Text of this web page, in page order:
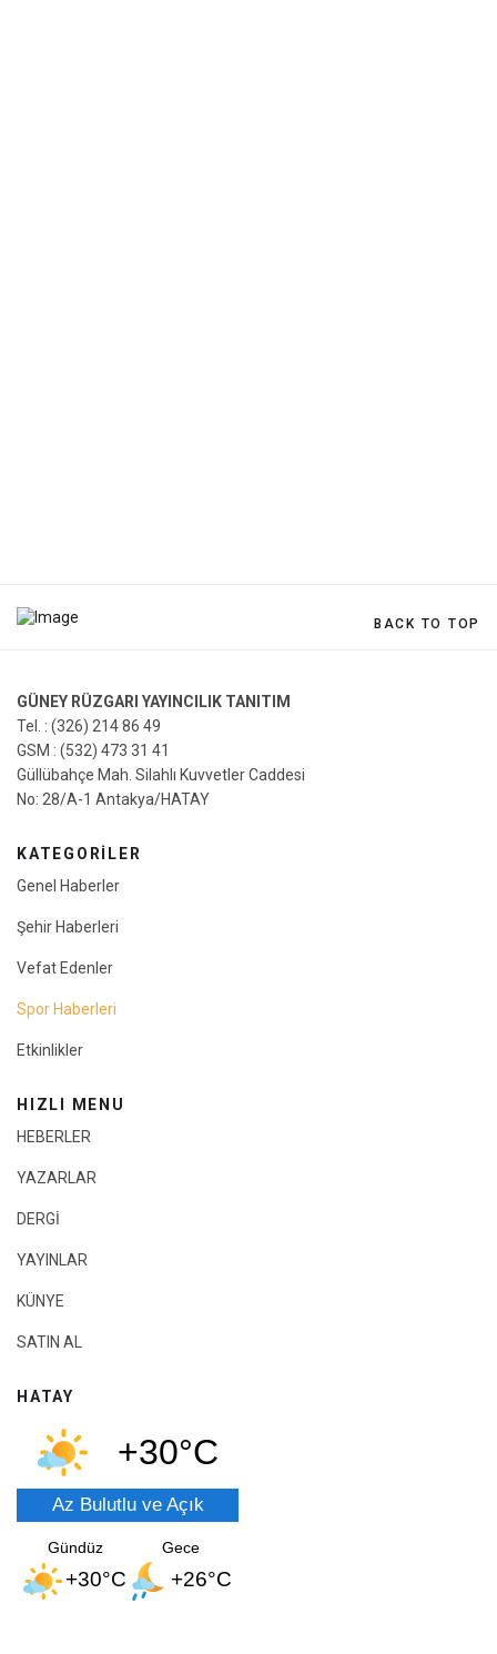
BACK TO TOP
GÜNEY RÜZGARI YAYINCILIK TANITIM
Tel. : (326) 214 86 49
GSM : (532) 473 31 41
Güllübahçe Mah. Silahlı Kuvvetler Caddesi
No: 28/A-1 Antakya/HATAY
KATEGORİLER
Genel Haberler
Şehir Haberleri
Vefat Edenler
Spor Haberleri
Etkinlikler
HIZLI MENU
HEBERLER
YAZARLAR
DERGİ
YAYINLAR
KÜNYE
SATIN AL
HATAY
+30°C
Az Bulutlu ve Açık
Gündüz
+30°C
Gece
+26°C